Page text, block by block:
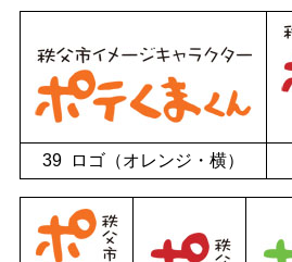
39 ロゴ（オレンジ・横）